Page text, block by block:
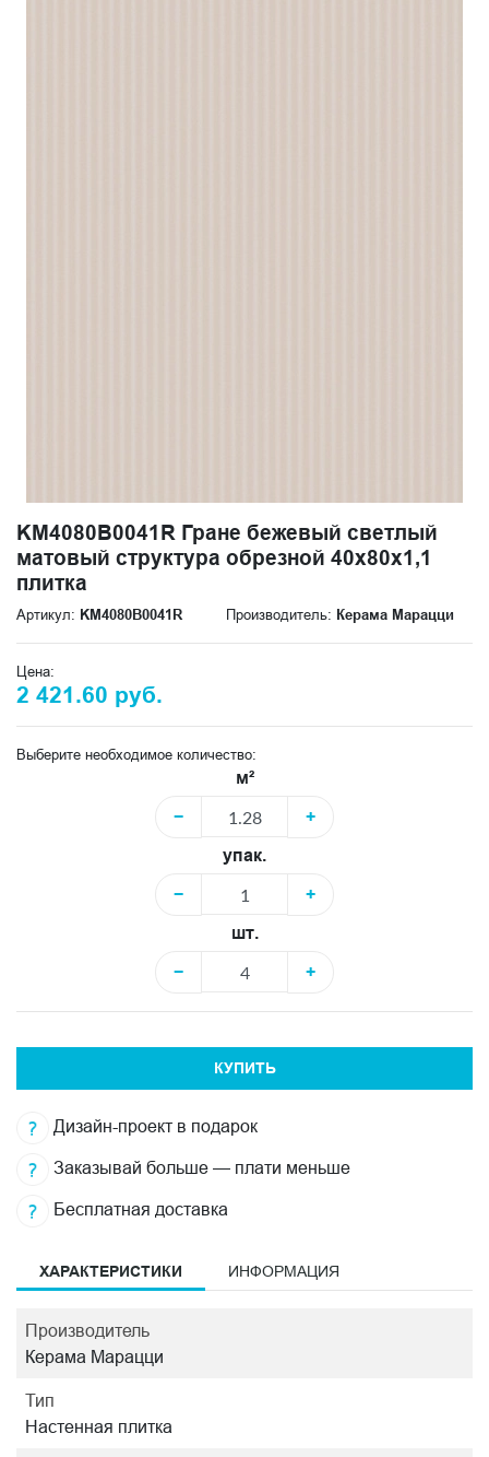
KM4080B0041R Гране бежевый светлый
матовый структура обрезной 40x80x1,1
плитка
Артикул: KM4080B0041R Производитель: Керама Марацци
Цена:
2 421.60 руб.
Выберите необходимое количество:
м²
−
+
упак.
−
+
шт.
−
+
КУПИТЬ
Дизайн-проект в подарок
Заказывай больше — плати меньше
Бесплатная доставка
ХАРАКТЕРИСТИКИ ИНФОРМАЦИЯ
Производитель
Керама Марацци
Тип
Настенная плитка